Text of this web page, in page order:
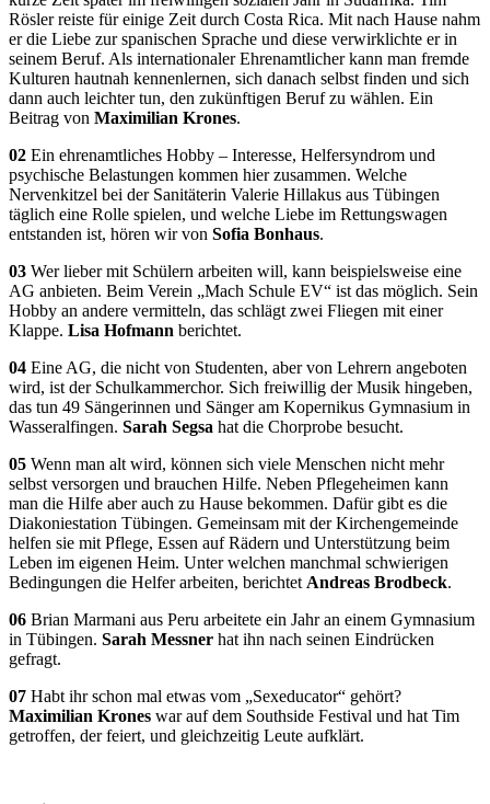
Rösler reiste für einige Zeit durch Costa Rica. Mit nach Hause nahm
er die Liebe zur spanischen Sprache und diese verwirklichte er in
seinem Beruf. Als internationaler Ehrenamtlicher kann man fremde
Kulturen hautnah kennenlernen, sich danach selbst finden und sich
dann auch leichter tun, den zukünftigen Beruf zu wählen. Ein
Beitrag von Maximilian Krones.
02 Ein ehrenamtliches Hobby – Interesse, Helfersyndrom und
psychische Belastungen kommen hier zusammen. Welche
Nervenkitzel bei der Sanitäterin Valerie Hillakus aus Tübingen
täglich eine Rolle spielen, und welche Liebe im Rettungswagen
entstanden ist, hören wir von Sofia Bonhaus.
03 Wer lieber mit Schülern arbeiten will, kann beispielsweise eine
AG anbieten. Beim Verein „Mach Schule EV“ ist das möglich. Sein
Hobby an andere vermitteln, das schlägt zwei Fliegen mit einer
Klappe. Lisa Hofmann berichtet.
04 Eine AG, die nicht von Studenten, aber von Lehrern angeboten
wird, ist der Schulkammerchor. Sich freiwillig der Musik hingeben,
das tun 49 Sängerinnen und Sänger am Kopernikus Gymnasium in
Wasseralfingen. Sarah Segsa hat die Chorprobe besucht.
05 Wenn man alt wird, können sich viele Menschen nicht mehr
selbst versorgen und brauchen Hilfe. Neben Pflegeheimen kann
man die Hilfe aber auch zu Hause bekommen. Dafür gibt es die
Diakoniestation Tübingen. Gemeinsam mit der Kirchengemeinde
helfen sie mit Pflege, Essen auf Rädern und Unterstützung beim
Leben im eigenen Heim. Unter welchen manchmal schwierigen
Bedingungen die Helfer arbeiten, berichtet Andreas Brodbeck.
06 Brian Marmani aus Peru arbeitete ein Jahr an einem Gymnasium
in Tübingen. Sarah Messner hat ihn nach seinen Eindrücken
gefragt.
07 Habt ihr schon mal etwas vom „Sexeducator“ gehört?
Maximilian Krones war auf dem Southside Festival und hat Tim
getroffen, der feiert, und gleichzeitig Leute aufklärt.